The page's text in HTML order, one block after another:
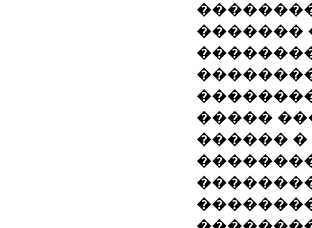
�������
�����
������